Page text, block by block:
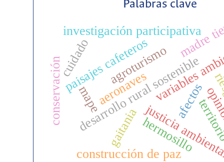
Palabras clave
variables
aeronaves
gaitania
agroturismo
construcción de paz
desarrollo rural sostenible
paisajes cafeteros
investigación participativa
justicia
cuidado
afectos
conservación
madre
hermosillo
mape